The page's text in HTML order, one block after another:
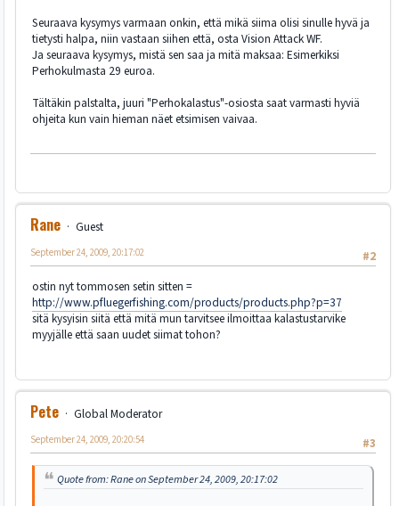
Seuraava kysymys varmaan onkin, että mikä siima olisi sinulle hyvä ja
tietysti halpa, niin vastaan siihen että, osta Vision Attack WF.
Ja seuraava kysymys, mistä sen saa ja mitä maksaa: Esimerkiksi
Perhokulmasta 29 euroa.
Tältäkin palstalta, juuri "Perhokalastus"-osiosta saat varmasti hyviä
ohjeita kun vain hieman näet etsimisen vaivaa.
Rane
Guest
#2
September 24, 2009, 20:17:02
ostin nyt tommosen setin sitten =
http://www.pfluegerfishing.com/products/products.php?p=37
sitä kysyisin siitä että mitä mun tarvitsee ilmoittaa kalastustarvike
myyjälle että saan uudet siimat tohon?
Pete
Global Moderator
#3
September 24, 2009, 20:20:54
Quote from: Rane on September 24, 2009, 20:17:02